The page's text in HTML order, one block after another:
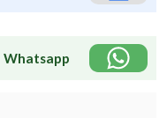
Whatsapp